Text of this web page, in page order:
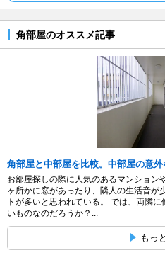
角部屋のオススメ記事
角部屋と中部屋を比較。中部屋の意外
お部屋探しの際に人気のあるマンション
ヶ所かに窓があったり、隣人の生活音が
トが多いと思われている。 では、両隣
いものなのだろうか？...
もっ